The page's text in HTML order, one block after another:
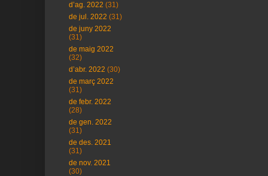
d’ag. 2022 (31)
de jul. 2022 (31)
de juny 2022
(31)
de maig 2022
(32)
d’abr. 2022 (30)
de març 2022
(31)
de febr. 2022
(28)
de gen. 2022
(31)
de des. 2021
(31)
de nov. 2021
(30)